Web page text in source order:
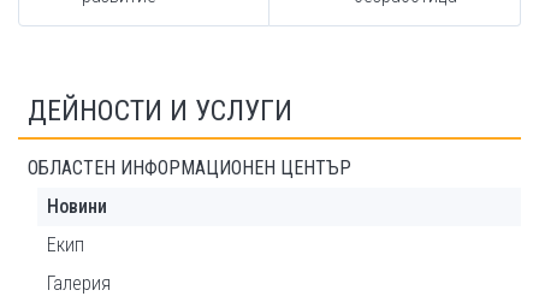
ДЕЙНОСТИ И УСЛУГИ
ОБЛАСТЕН ИНФОРМАЦИОНЕН ЦЕНТЪР
Новини
Екип
Галерия